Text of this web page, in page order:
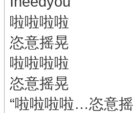
啦啦啦啦
恣意摇晃
啦啦啦啦
恣意摇晃
“啦啦啦啦…恣意